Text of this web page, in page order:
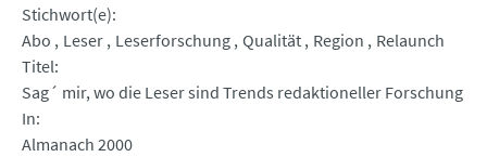
Stichwort(e)
Abo
Leser Leserforschung Qualität Region
Relaunch
Titel
Sag´ mir, wo die Leser sind Trends redaktioneller Forschung
In
Almanach 2000